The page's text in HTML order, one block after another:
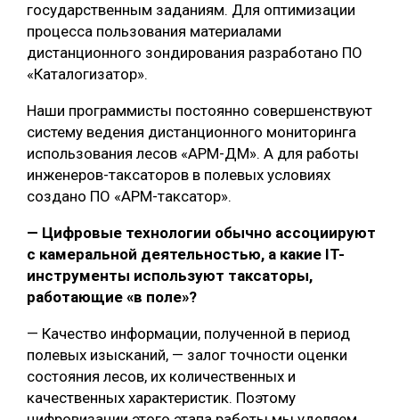
государственным заданиям. Для оптимизации
процесса пользования материалами
дистанционного зондирования разработано ПО
«Каталогизатор».
Наши программисты постоянно совершенствуют
систему ведения дистанционного мониторинга
использования лесов «АРМ-ДМ». А для работы
инженеров-таксаторов в полевых условиях
создано ПО «АРМ-таксатор».
— Цифровые технологии обычно ассоциируют
с камеральной деятельностью, а какие IT-
инструменты используют таксаторы,
работающие «в поле»?
— Качество информации, полученной в период
полевых изысканий, — залог точности оценки
состояния лесов, их количественных и
качественных характеристик. Поэтому